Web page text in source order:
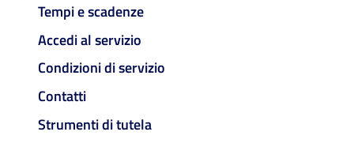
Tempi e scadenze
Accedi al servizio
Condizioni di servizio
Contatti
Strumenti di tutela